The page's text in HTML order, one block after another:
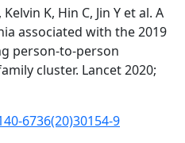
Kelvin K, Hin C, Jin Y et al. A
associated with the 2019
person-to-person
cluster. Lancet 2020;
6736(20)30154-9